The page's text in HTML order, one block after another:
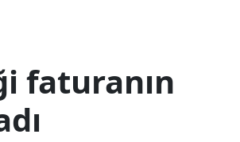
faturanın